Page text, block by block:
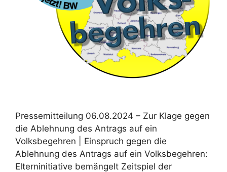
Pressemitteilung 06.08.2024 – Zur Klage gegen
die Ablehnung des Antrags auf ein
Volksbegehren | Einspruch gegen die
Ablehnung des Antrags auf ein Volksbegehren:
Elterninitiative bemängelt Zeitspiel der